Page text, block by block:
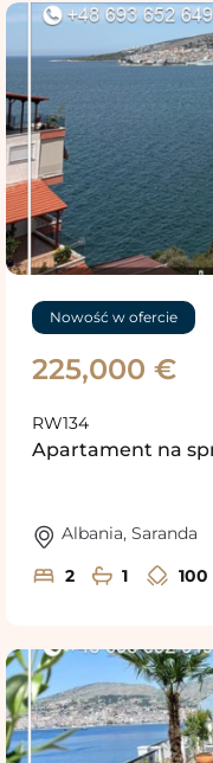
Nowość w ofercie
225,000 €
RW134
Apartament na
Albania, Saranda
2
1 100